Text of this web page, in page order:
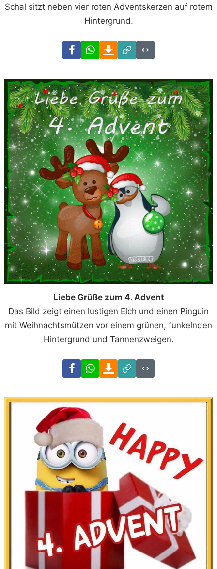
Schal sitzt neben vier roten Adventskerzen auf rotem
Hintergrund.
FacebookWhatsAppDownload
Link
Code
Liebe Grüße zum 4. Advent
Das Bild zeigt einen lustigen Elch und einen Pinguin
mit Weihnachtsmützen vor einem grünen, funkelnden
Hintergrund und Tannenzweigen.
FacebookWhatsAppDownload
Link
Code